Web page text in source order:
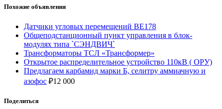
Похожие объявления
Датчики угловых перемещений ВЕ178
Общеподстанционный пункт управления в блок-
модулях типа `СЭНДВИЧ`
Трансформаторы ТСЛ «Трансформер»
Открытое распределительное устройство 110кВ ( ОРУ)
Предлагаем карбамид марки Б, селитру аммиачную и
азофос ₽12 000
Поделиться